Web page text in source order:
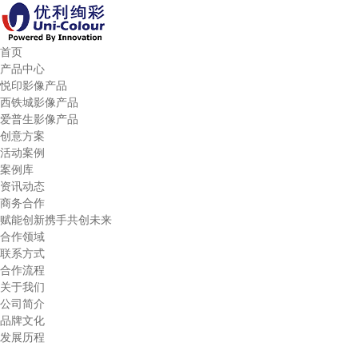
首页
产品中心
悦印影像产品
西铁城影像产品
爱普生影像产品
创意方案
活动案例
案例库
资讯动态
商务合作
赋能创新携手共创未来
合作领域
联系方式
合作流程
关于我们
公司简介
品牌文化
发展历程